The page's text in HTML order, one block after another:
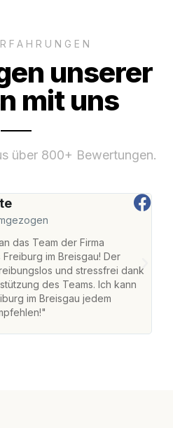
unserer
mit uns
über 800+ Bewertungen.
das Team der Firma
im Breisgau! Der
und stressfrei dank
des Teams. Ich kann
im Breisgau jedem